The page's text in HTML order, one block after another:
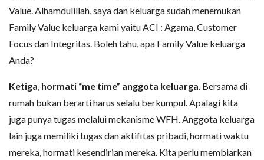
Value. Alhamdulillah, saya dan keluarga sudah menemukan
Family Value keluarga kami yaitu ACI : Agama, Customer
Focus dan Integritas. Boleh tahu, apa Family Value keluarga
Anda?
Ketiga hormati “me time” anggota keluarga . Bersama di
rumah bukan berarti harus selalu berkumpul. Apalagi kita
juga punya tugas melalui mekanisme WFH. Anggota keluarga
lain juga memiliki tugas dan aktifitas pribadi, hormati waktu
mereka, hormati kesendirian mereka. Kita perlu membiarkan